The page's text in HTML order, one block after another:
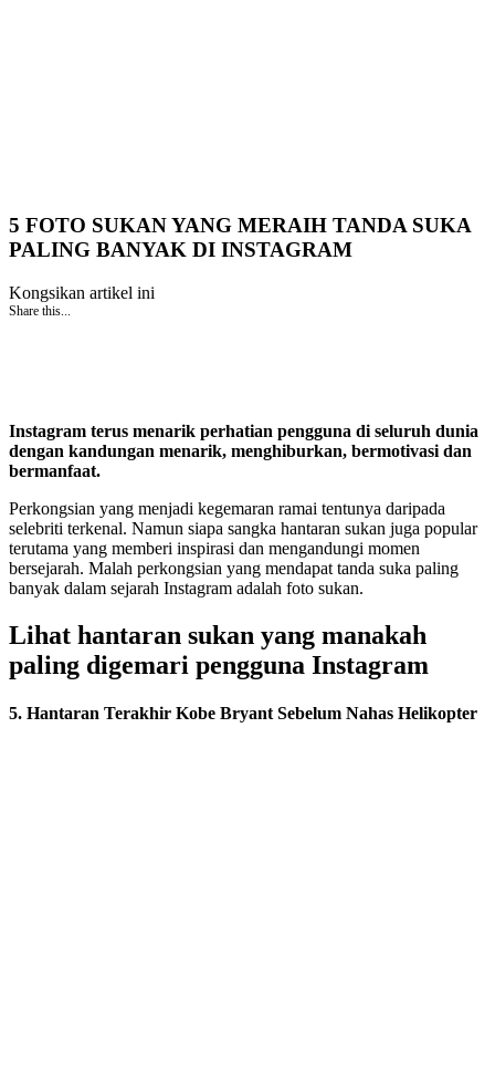
5 FOTO SUKAN YANG MERAIH TANDA SUKA
PALING BANYAK DI INSTAGRAM
Kongsikan artikel ini
Share this...
Instagram terus menarik perhatian pengguna di seluruh dunia
dengan kandungan menarik, menghiburkan, bermotivasi dan
bermanfaat.
Perkongsian yang menjadi kegemaran ramai tentunya daripada
selebriti terkenal. Namun siapa sangka hantaran sukan juga popular
terutama yang memberi inspirasi dan mengandungi momen
bersejarah. Malah perkongsian yang mendapat tanda suka paling
banyak dalam sejarah Instagram adalah foto sukan.
Lihat hantaran sukan yang manakah
paling digemari pengguna Instagram
5. Hantaran Terakhir Kobe Bryant Sebelum Nahas Helikopter